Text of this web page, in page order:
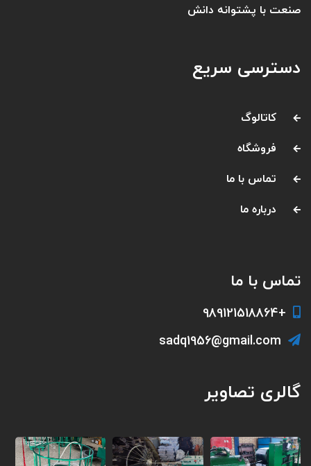
صنعت با پشتوانه دانش
دسترسی سریع
کاتالوگ
فروشگاه
تماس با ما
درباره ما
تماس با ما
+989121518864
sadq1956@gmail.com
گالری تصاویر